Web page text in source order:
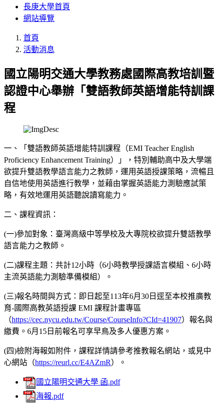
長庚大學首頁
網站導覽
首頁
活動消息
國立陽明交通大學教務處國際高教培訓暨
認證中心舉辦「雙語教師英語增能特訓課
程
一、「雙語教師英語增能特訓課程（EMI Teacher English
Proficiency Enhancement Training）」，特別輔助高中及大學端
欲提升雙語教學語言能力之教師，運用英語授課策略，流暢且
自信地使用英語進行教學，並藉由掌握英語能力測驗應試策
略，有效地運用英語聽說讀寫能力。
二、課程資訊：
(一)參加對象：臺灣高級中等學校及大專院校欲提升雙語教學
語言能力之教師。
(二)課程主題：共計12小時（6小時教學授課語言模組、6小時
主流英語能力測驗準備模組）。
(三)報名時間與方式：即日起至113年6月30日逕至本校推廣教
育-國際高教英語授課 EMI 課程計畫專區
（https://cec.nycu.edu.tw/Course/CourseInfo?CId=41907）報名與
繳費。6月15日前報名可享早鳥及多人優惠方案。
(四)檢附海報如附件，課程詳情請參考推教報名網站，或見中
心網站（https://reurl.cc/E4AZmR）。
國立陽明交通大學 函.pdf
海報.pdf